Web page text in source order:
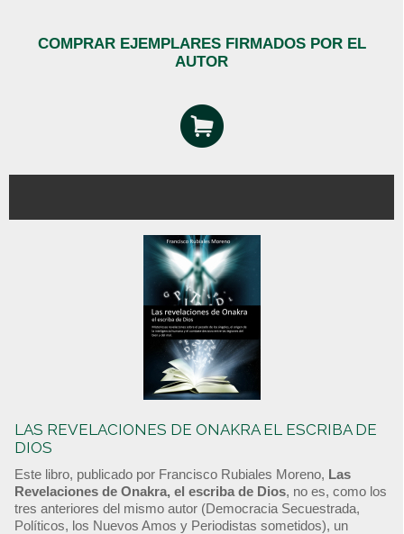
COMPRAR EJEMPLARES FIRMADOS POR EL
AUTOR
LAS REVELACIONES DE ONAKRA EL ESCRIBA DE
DIOS
Este libro, publicado por Francisco Rubiales Moreno, Las
Revelaciones de Onakra, el escriba de Dios, no es, como los
tres anteriores del mismo autor (Democracia Secuestrada,
Políticos, los Nuevos Amos y Periodistas sometidos), un